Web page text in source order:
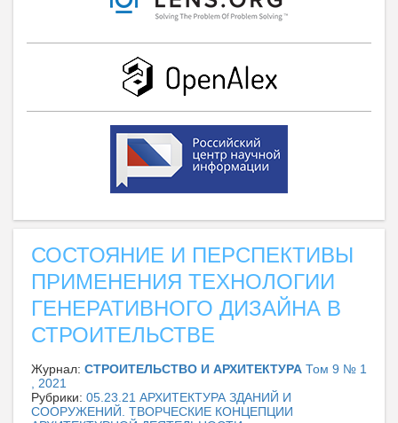
СОСТОЯНИЕ И ПЕРСПЕКТИВЫ
ПРИМЕНЕНИЯ ТЕХНОЛОГИИ
ГЕНЕРАТИВНОГО ДИЗАЙНА В
СТРОИТЕЛЬСТВЕ
Журнал: СТРОИТЕЛЬСТВО И АРХИТЕКТУРА Том 9 № 1
, 2021
Рубрики: 05.23.21 АРХИТЕКТУРА ЗДАНИЙ И
СООРУЖЕНИЙ. ТВОРЧЕСКИЕ КОНЦЕПЦИИ